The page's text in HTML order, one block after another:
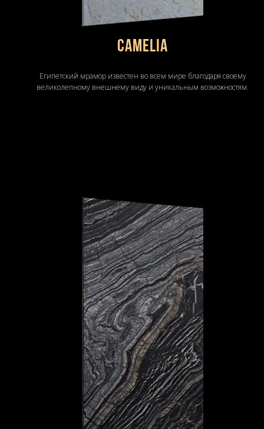
Camelia
Египетский мрамор известен во всем мире благодаря своему
великолепному внешнему виду и уникальным возможностям.